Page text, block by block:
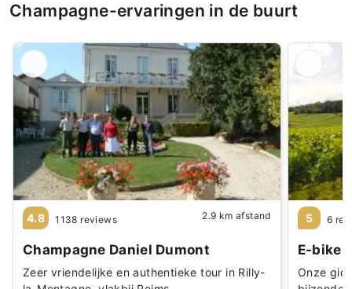
Champagne-ervaringen in de buurt
4.8 1138 reviews 2.9 km afstand
Champagne Daniel Dumont
Zeer vriendelijke en authentieke tour in Rilly-
5 6
E-bike
Onze